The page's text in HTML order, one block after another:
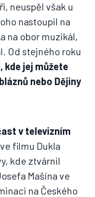
neuspěl však u
nastoupil na
na obor muzikál,
Od stejného roku
kde jej můžete
nebo Dějiny
v televizním
filmu Dukla
kde ztvárnil
Mašína ve
na Českého